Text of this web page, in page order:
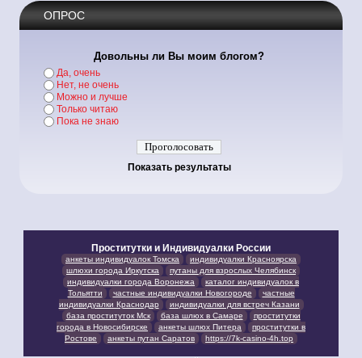
ОПРОС
Довольны ли Вы моим блогом?
Да, очень
Нет, не очень
Можно и лучше
Только читаю
Пока не знаю
Показать результаты
Проститутки и Индивидуалки России
анкеты индивидуалок Томска
индивидуалки Красноярска
шлюхи города Иркутска
путаны для взрослых Челябинск
индивидуалки города Воронежа
каталог индивидуалок в
Тольятти
частные индивидуалки Новогороде
частные
индивидуалки Краснодар
индивидуалки для встреч Казани
база проституток Мск
база шлюх в Самаре
проститутки
города в Новосибирске
анкеты шлюх Питера
проститутки в
Ростове
анкеты путан Саратов https://7k-casino-4h.top